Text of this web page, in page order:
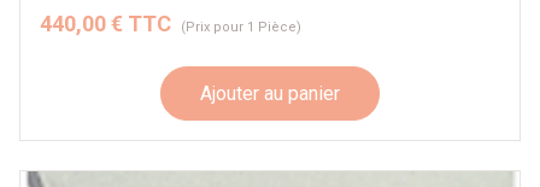
440,00 € TTC (Prix pour 1 Pièce)
Ajouter au panier